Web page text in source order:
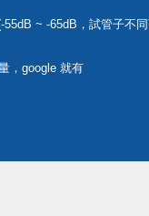
~ -65dB，試管子不
，google 就有